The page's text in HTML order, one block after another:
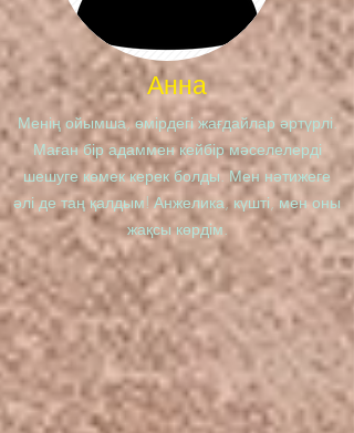
Анна
Менің ойымша, өмірдегі жағдайлар әртүрлі.
Маған бір адаммен кейбір мәселелерді
шешуге көмек керек болды. Мен нәтижеге
әлі де таң қалдым! Анжелика, күшті, мен оны
жақсы көрдім.